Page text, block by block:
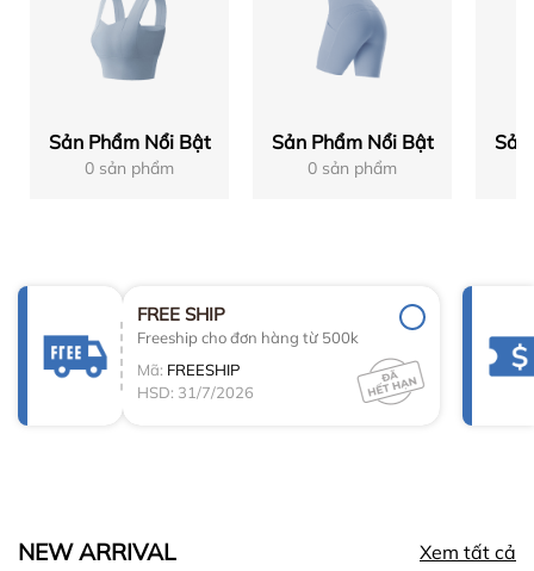
Sản Phẩm Nổi Bật
0 sản phẩm
Sản Phẩm Nổi Bật
0 sản phẩm
FREE SHIP
Freeship cho đơn hàng từ 500k
Mã: FREESHIP
HSD: 31/7/2026
NEW ARRIVAL Xem tất cả